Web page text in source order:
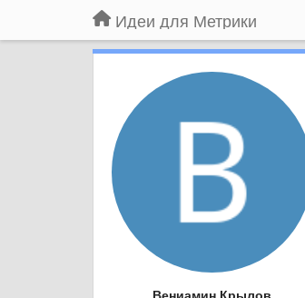
Идеи для Метрики
Вениамин Крылов